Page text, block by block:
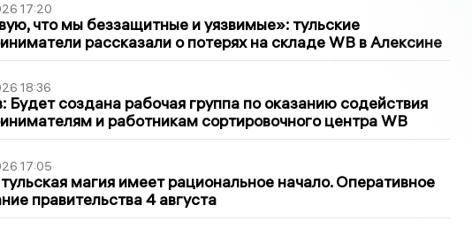
17:20
что мы беззащитные и уязвимые»: тульские
рассказали о потерях на складе WB в Алексине
18:36
Будет создана рабочая группа по оказанию содействия
и работникам сортировочного центра WB
17:05
магия имеет рациональное начало. Оперативное
правительства 4 августа